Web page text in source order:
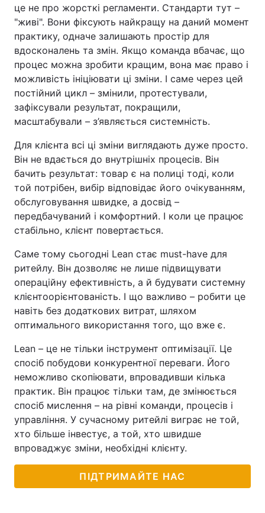
це не про жорсткі регламенти. Стандарти тут –
"живі". Вони фіксують найкращу на даний момент
практику, одначе залишають простір для
вдосконалень та змін. Якщо команда вбачає, що
процес можна зробити кращим, вона має право і
можливість ініціювати ці зміни. І саме через цей
постійний цикл – змінили, протестували,
зафіксували результат, покращили,
масштабували – з’являється системність.
Для клієнта всі ці зміни виглядають дуже просто.
Він не вдається до внутрішніх процесів. Він
бачить результат: товар є на полиці тоді, коли
той потрібен, вибір відповідає його очікуванням,
обслуговування швидке, а досвід –
передбачуваний і комфортний. І коли це працює
стабільно, клієнт повертається.
Саме тому сьогодні Lean стає must-have для
ритейлу. Він дозволяє не лише підвищувати
операційну ефективність, а й будувати системну
клієнтоорієнтованість. І що важливо – робити це
навіть без додаткових витрат, шляхом
оптимального використання того, що вже є.
Lean – це не тільки інструмент оптимізації. Це
спосіб побудови конкурентної переваги. Його
неможливо скопіювати, впровадивши кілька
практик. Він працює тільки там, де змінюється
спосіб мислення – на рівні команди, процесів і
управління. У сучасному ритейлі виграє не той,
хто більше інвестує, а той, хто швидше
впроваджує зміни, необхідні клієнту.
ПІДТРИМАЙТЕ НАС